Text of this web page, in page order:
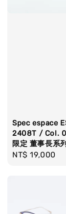
Spec espace
2408T / Col.
限定 董事長系列
Regular
NT$ 19,000